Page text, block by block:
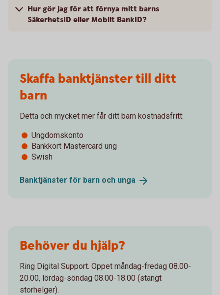
Hur gör jag för att förnya mitt barns
SäkerhetsID eller Mobilt BankID?
Skaffa banktjänster till ditt
barn
Detta och mycket mer får ditt barn kostnadsfritt:
Ungdomskonto
Bankkort Mastercard ung
Swish
Banktjänster för barn och unga
Behöver du hjälp?
Ring Digital Support. Öppet måndag-fredag 08.00-
20.00, lördag-söndag 08.00-18.00 (stängt
storhelger).